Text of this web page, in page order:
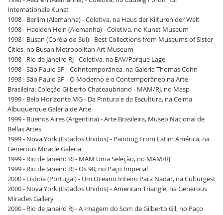
Internationale Kunst
1998 - Berlim (Alemanha) - Coletiva, na Haus der Kilturen der Welt
1998 - Haeiden Hein (Alemanha) - Coletiva, no Kunst Museum
1998 - Busan (Coréia do Sul) - Best Collections from Museums of Sister
Cities, no Busan Metropolitan Art Museum
1998 - Rio de Janeiro RJ - Coletiva, na EAV/Parque Lage
1998 - São Paulo SP - Cohntemporânea, na Galeria Thomas Cohn
1998 - São Paulo SP - O Moderno e o Contemporâneo na Arte
Brasileira: Coleção Gilberto Chateaubriand - MAM/RJ, no Masp
1999 - Belo Horizonte MG - Da Pintura e da Escultura, na Celma
Albuquerque Galeria de Arte
1999 - Buenos Aires (Argentina) - Arte Brasileira, Museo Nacional de
Bellas Artes
1999 - Nova York (Estados Unidos) - Painting From Latim América, na
Generous Miracle Galeria
1999 - Rio de Janeiro RJ - MAM Uma Seleção, no MAM/RJ
1999 - Rio de Janeiro RJ - Os 90, no Paço Imperial
2000 - Lisboa (Portugal) - Um Oceano Inteiro Para Nadar, na Culturgest
2000 - Nova York (Estados Unidos) - American Triangle, na Generous
Miracles Gallery
2000 - Rio de Janeiro RJ - A Imagem do Som de Gilberto Gil, no Paço